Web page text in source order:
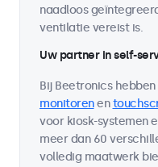
naadloos
ventilatie vereist is.
Uw partner in self-
Bij Beetronics
monitorenen
voor kiosk-systemen
meer dan 60
volledig maatwerk